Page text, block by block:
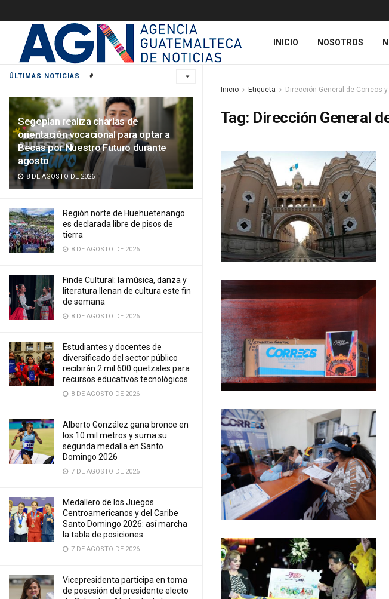
ÚLTIMAS NOTICIAS
Segeplan realiza charlas de
orientación vocacional para optar a
Becas por Nuestro Futuro durante
agosto
8 DE AGOSTO DE 2026
Región norte de Huehuetenango
es declarada libre de pisos de
tierra
8 DE AGOSTO DE 2026
Finde Cultural: la música, danza y
literatura llenan de cultura este fin
de semana
8 DE AGOSTO DE 2026
Estudiantes y docentes de
diversificado del sector público
recibirán 2 mil 600 quetzales para
recursos educativos tecnológicos
8 DE AGOSTO DE 2026
Alberto González gana bronce en
los 10 mil metros y suma su
segunda medalla en Santo
Domingo 2026
7 DE AGOSTO DE 2026
Medallero de los Juegos
Centroamericanos y del Caribe
Santo Domingo 2026: así marcha
la tabla de posiciones
7 DE AGOSTO DE 2026
Vicepresidenta participa en toma
de posesión del presidente electo
INICIO NOSOTROS
Inicio Etiqueta Dirección General de Correos
Tag: Dirección General